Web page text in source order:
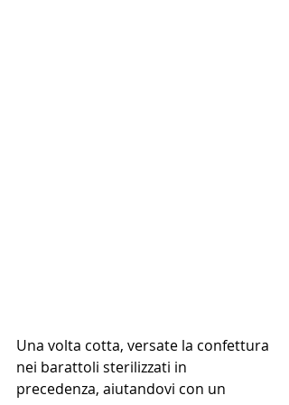
Una volta cotta, versate la confettura
nei barattoli sterilizzati in
precedenza, aiutandovi con un